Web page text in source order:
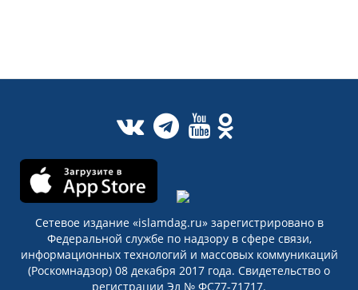
Сетевое издание «islamdag.ru» зарегистрировано в
Федеральной службе по надзору в сфере связи,
информационных технологий и массовых коммуникаций
(Роскомнадзор) 08 декабря 2017 года. Свидетельство о
регистрации Эл № ФС77-71717.